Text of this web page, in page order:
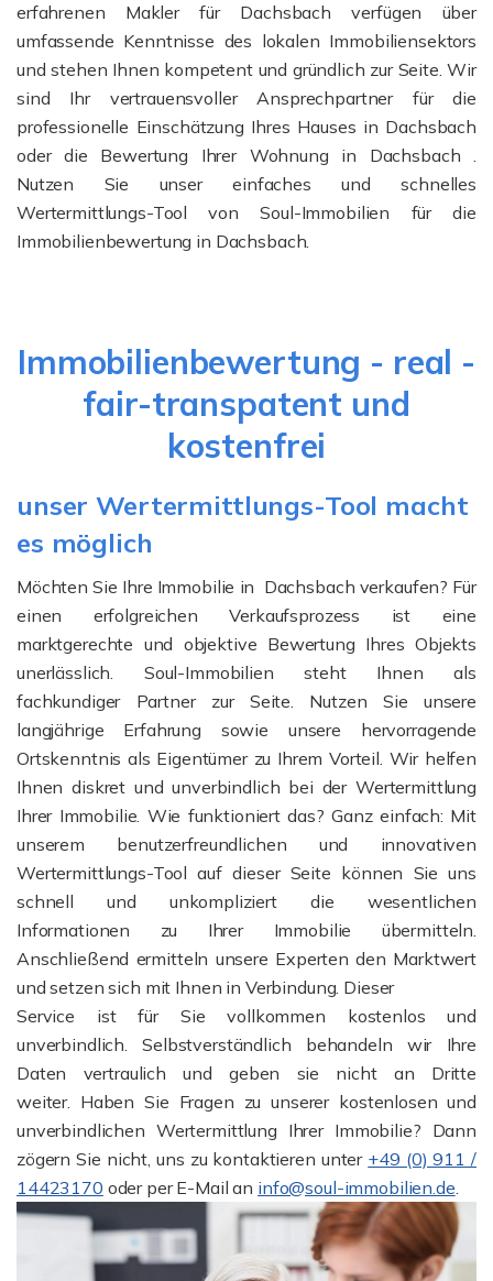
erfahrenen Makler für Dachsbach verfügen über
umfassende Kenntnisse des lokalen Immobiliensektors
und stehen Ihnen kompetent und gründlich zur Seite. Wir
sind Ihr vertrauensvoller Ansprechpartner für die
professionelle Einschätzung Ihres Hauses in Dachsbach
oder die Bewertung Ihrer Wohnung in Dachsbach .
Nutzen Sie unser einfaches und schnelles
Wertermittlungs-Tool von Soul-Immobilien für die
Immobilienbewertung in Dachsbach.
Immobilienbewertung - real -
fair-transpatent und
kostenfrei
unser Wertermittlungs-Tool macht
es möglich
Möchten Sie Ihre Immobilie in Dachsbach verkaufen? Für
einen erfolgreichen Verkaufsprozess ist eine
marktgerechte und objektive Bewertung Ihres Objekts
unerlässlich. Soul-Immobilien steht Ihnen als
fachkundiger Partner zur Seite. Nutzen Sie unsere
langjährige Erfahrung sowie unsere hervorragende
Ortskenntnis als Eigentümer zu Ihrem Vorteil. Wir helfen
Ihnen diskret und unverbindlich bei der Wertermittlung
Ihrer Immobilie. Wie funktioniert das? Ganz einfach: Mit
unserem benutzerfreundlichen und innovativen
Wertermittlungs-Tool auf dieser Seite können Sie uns
schnell und unkompliziert die wesentlichen
Informationen zu Ihrer Immobilie übermitteln.
Anschließend ermitteln unsere Experten den Marktwert
und setzen sich mit Ihnen in Verbindung. Dieser
Service ist für Sie vollkommen kostenlos und
unverbindlich. Selbstverständlich behandeln wir Ihre
Daten vertraulich und geben sie nicht an Dritte
weiter. Haben Sie Fragen zu unserer kostenlosen und
unverbindlichen Wertermittlung Ihrer Immobilie? Dann
zögern Sie nicht, uns zu kontaktieren unter +49 (0) 911 /
14423170 oder per E-Mail an info@soul-immobilien.de